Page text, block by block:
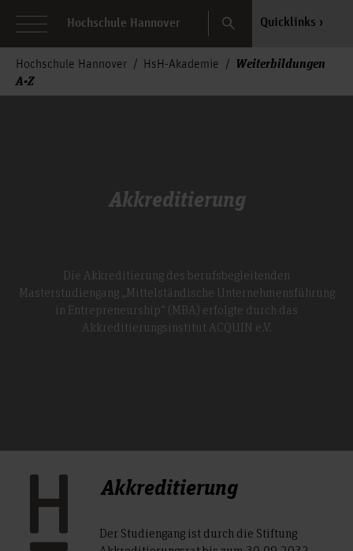
Hochschule Hannover Search Quicklinks
Hochschule Hannover HsH-Akademie
Weiterbildungen
A-Z
Akkreditierung
Die Akkreditierung des berufsbegleitenden
Masterstudiengang „Mittelständische Unternehmensführung
in Entrepreneurship“ (MBA) erfolgte durch das
Akkreditierungsinstitut ACQUIN e.V.
Akkreditierung
Der Studiengang ist durch die Stiftung